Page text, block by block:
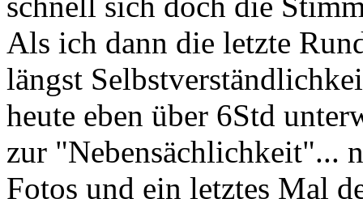
Als ich dann die letzte
längst
heute eben über 6Std
zur "Nebensächlichkeit"...
Fotos und ein letztes Mal